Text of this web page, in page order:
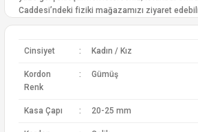
Caddesi’ndeki fiziki mağazamızı ziyaret
Cinsiyet : Kadın / Kız
Kordon
Renk
: Gümüş
Kasa Çapı : 20-25 mm